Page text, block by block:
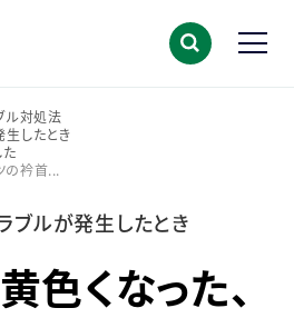
ル対処法
したとき
た
>
の衿首...
ブルが発生したとき
色くなった、